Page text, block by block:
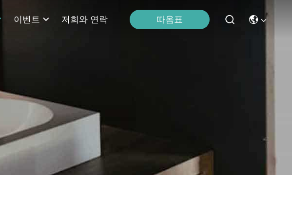
이벤트 저희와 연락 따옴표